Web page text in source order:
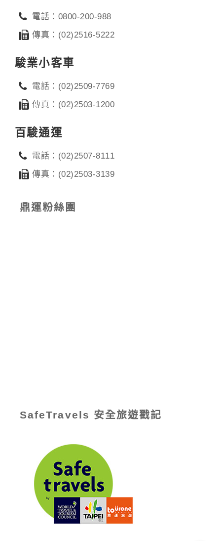
電話：0800-200-988
傳真：(02)2516-5222
駿業小客車
電話：(02)2509-7769
傳真：(02)2503-1200
百駿通運
電話：(02)2507-8111
傳真：(02)2503-3139
鼎運粉絲團
SafeTravels 安全旅遊戳記